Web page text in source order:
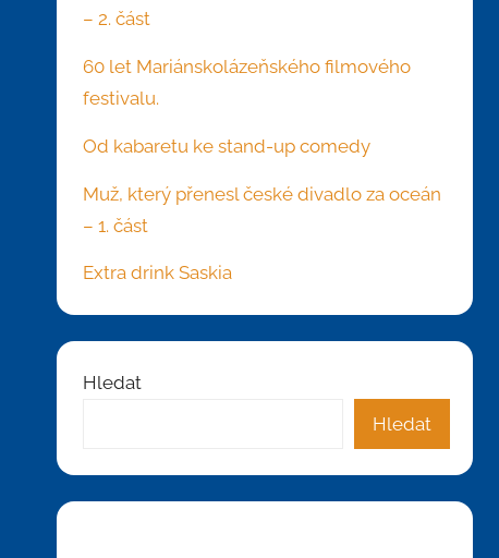
– 2. část
60 let Mariánskolázeňského filmového
festivalu.
Od kabaretu ke stand-up comedy
Muž, který přenesl české divadlo za oceán
– 1. část
Extra drink Saskia
Hledat
Hledat